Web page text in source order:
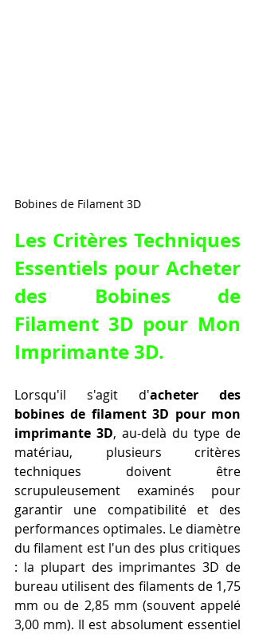
Bobines de Filament 3D
Les Critères Techniques
Essentiels pour Acheter
des Bobines de
Filament 3D pour Mon
Imprimante 3D.
Lorsqu'il s'agit d'acheter des
bobines de filament 3D pour mon
imprimante 3D, au-delà du type de
matériau, plusieurs critères
techniques doivent être
scrupuleusement examinés pour
garantir une compatibilité et des
performances optimales. Le diamètre
du filament est l'un des plus critiques
: la plupart des imprimantes 3D de
bureau utilisent des filaments de 1,75
mm ou de 2,85 mm (souvent appelé
3,00 mm). Il est absolument essentiel